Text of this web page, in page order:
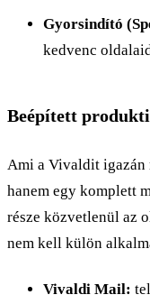
Gyorsindító
kedvenc
Beépített
Ami a Vivaldit igazán
hanem egy komplett
része közvetlenül az
nem kell külön
Vivaldi Mail: